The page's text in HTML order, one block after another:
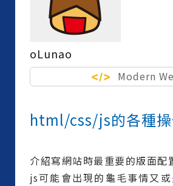
oLunao
Modern
html/css/js的各種
介紹寫網站時最重要的版面配
js可能會出現的龜毛事情又